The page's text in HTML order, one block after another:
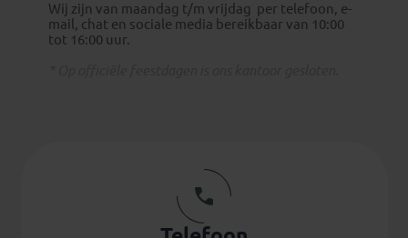
Wij zijn van maandag t/m vrijdag per telefoon, e-
mail, chat en sociale media bereikbaar van 10:00
tot 16:00 uur.